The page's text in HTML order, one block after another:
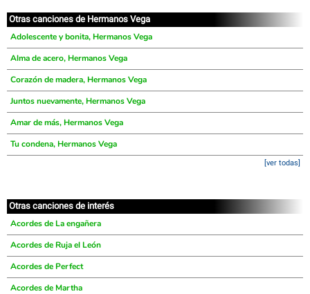
Otras canciones de Hermanos Vega
Adolescente y bonita, Hermanos Vega
Alma de acero, Hermanos Vega
Corazón de madera, Hermanos Vega
Juntos nuevamente, Hermanos Vega
Amar de más, Hermanos Vega
Tu condena, Hermanos Vega
[ver todas]
Otras canciones de interés
Acordes de La engañera
Acordes de Ruja el León
Acordes de Perfect
Acordes de Martha